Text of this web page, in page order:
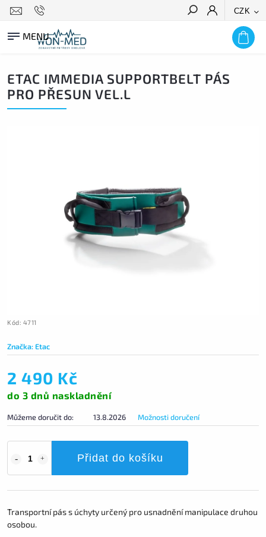
CZK
HLEDAT
ETAC IMMEDIA SUPPORTBELT PÁS
PRO PŘESUN VEL.L
Kód: 4711
Značka:Etac
2 490 Kč
do 3 dnů naskladnění
Můžeme doručit do: 13.8.2026 Možnosti doručení
Přidat do košíku
Transportní pás s úchyty určený pro usnadnění manipulace druhou
osobou.